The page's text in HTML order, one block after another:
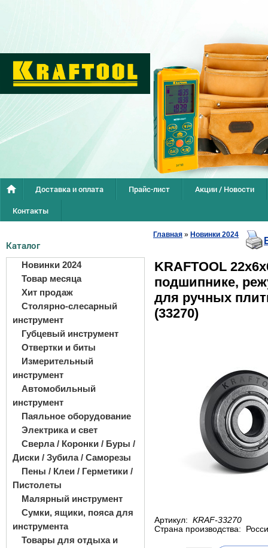
Доставка и оплата Прайс-лист
Акции / Новости
Контакты
Каталог
Новинки 2024
Товар месяца
Хит продаж
Столярно-слесарный
инструмент
Губцевый инструмент
Отвертки и биты
Измерительный
инструмент
Автомобильный
инструмент
Паяльное оборудование
Электрика и свет
Сверла / Коронки / Буры /
Диски / Зубила / Саморезы
Пены / Клеи / Герметики /
Пистолеты
Малярный инструмент
Сумки, ящики, пояса для
инструмента
Товары для отдыха и
Главная » Новинки 2024
KRAFTOOL
подшипнике,
для ручных
(33270)
Артикул: KRAF-33270
Страна производства: